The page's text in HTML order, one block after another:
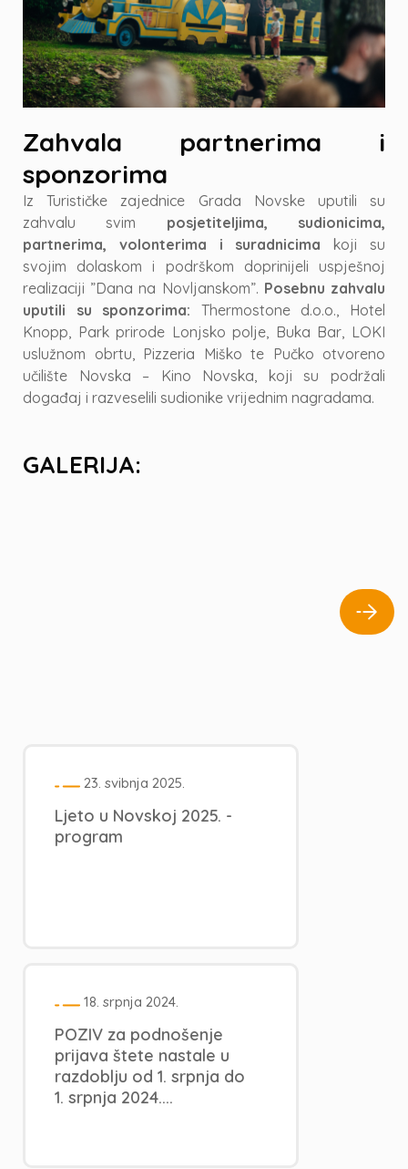
Zahvala partnerima i
sponzorima
Iz Turističke zajednice Grada Novske uputili su
zahvalu svim posjetiteljima, sudionicima,
partnerima, volonterima i suradnicima koji su
svojim dolaskom i podrškom doprinijeli uspješnoj
realizaciji ”Dana na Novljanskom”. Posebnu zahvalu
uputili su sponzorima: Thermostone d.o.o., Hotel
Knopp, Park prirode Lonjsko polje, Buka Bar, LOKI
uslužnom obrtu, Pizzeria Miško te Pučko otvoreno
učilište Novska – Kino Novska, koji su podržali
događaj i razveselili sudionike vrijednim nagradama.
GALERIJA:
23. svibnja 2025.
Ljeto u Novskoj 2025. -
program
18. srpnja 2024.
POZIV za podnošenje
prijava štete nastale u
razdoblju od 1. srpnja do
1. srpnja 2024....